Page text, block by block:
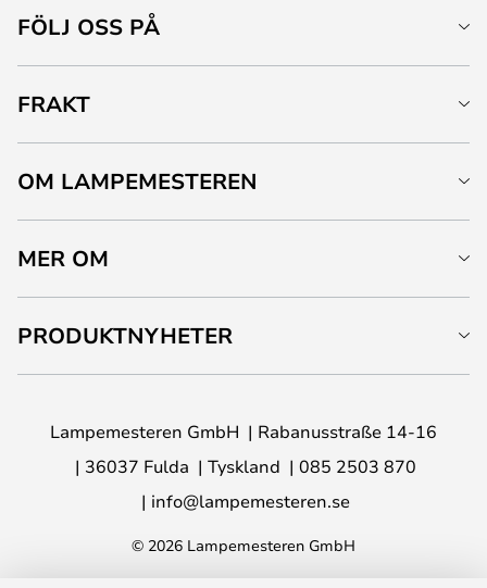
FÖLJ OSS PÅ
FRAKT
OM LAMPEMESTEREN
MER OM
PRODUKTNYHETER
Lampemesteren GmbH
Rabanusstraße 14-16
36037 Fulda
Tyskland
085 2503 870
info@lampemesteren.se
© 2026 Lampemesteren GmbH